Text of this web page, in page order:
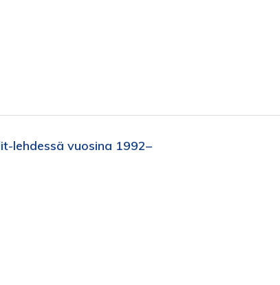
lehdessä vuosina 1992–